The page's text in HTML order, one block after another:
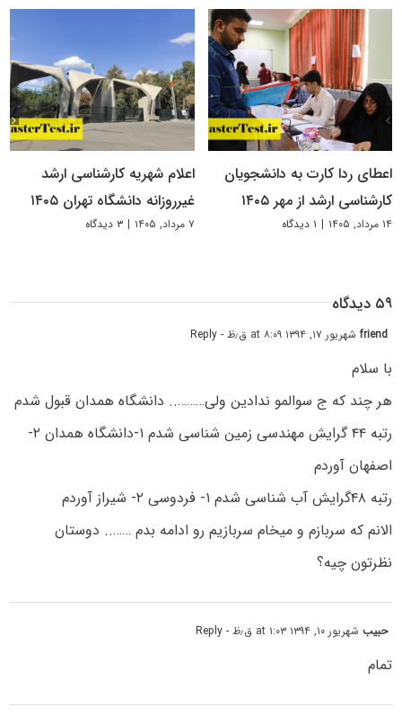
اعطای ردا کارت به دانشجویان
کارشناسی ارشد از مهر ۱۴۰۵
۱۴ مرداد, ۱۴۰۵ | ۱ دیدگاه
اعلام شهریه کارشناسی ارشد
غیرروزانه دانشگاه تهران ۱۴۰۵
۷ مرداد, ۱۴۰۵ | ۳ دیدگاه
۵۹ دیدگاه
friendشهریور ۱۷, ۱۳۹۴ at ۸:۰۹ ق٫ظ - Reply
با سلام
هر چند که ج سوالمو ندادین ولی……….. دانشگاه همدان قبول شدم
رتبه ۴۴ گرایش مهندسی زمین شناسی شدم ۱-دانشگاه همدان ۲-
اصفهان آوردم
رتبه ۴۸گرایش آب شناسی شدم ۱- فردوسی ۲- شیراز آوردم
الانم که سربازم و میخام سربازیم رو ادامه بدم …….. دوستان
نظرتون چیه؟
حبیبشهریور ۱۰, ۱۳۹۴ at ۱:۰۳ ق٫ظ - Reply
تمام